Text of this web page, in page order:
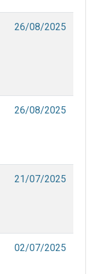
26/08/2025
26/08/2025
21/07/2025
02/07/2025